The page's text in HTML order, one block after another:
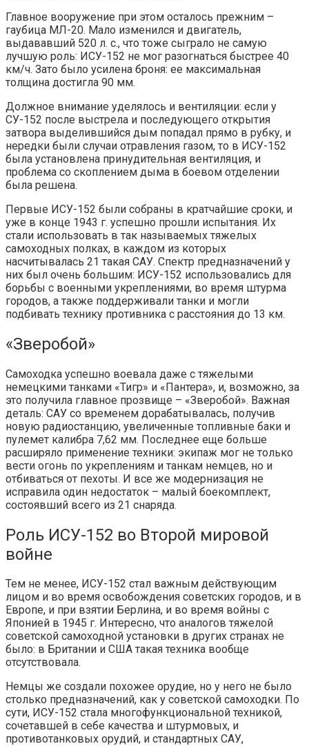
Главное вооружение при этом осталось прежним –
гаубица МЛ-20. Мало изменился и двигатель,
выдававший 520 л. с., что тоже сыграло не самую
лучшую роль: ИСУ-152 не мог разогнаться быстрее 40
км/ч. Зато было усилена броня: ее максимальная
толщина достигла 90 мм.
Должное внимание уделялось и вентиляции: если у
СУ-152 после выстрела и последующего открытия
затвора выделившийся дым попадал прямо в рубку, и
нередки были случаи отравления газом, то в ИСУ-152
была установлена принудительная вентиляция, и
проблема со скоплением дыма в боевом отделении
была решена.
Первые ИСУ-152 были собраны в кратчайшие сроки, и
уже в конце 1943 г. успешно прошли испытания. Их
стали использовать в так называемых тяжелых
самоходных полках, в каждом из которых
насчитывалась 21 такая САУ. Спектр предназначений у
них был очень большим: ИСУ-152 использовались для
борьбы с военными укреплениями, во время штурма
городов, а также поддерживали танки и могли
подбивать технику противника с расстояния до 13 км.
«Зверобой»
Самоходка успешно воевала даже с тяжелыми
немецкими танками «Тигр» и «Пантера», и, возможно, за
это получила главное прозвище – «Зверобой». Важная
деталь: САУ со временем дорабатывалась, получив
новую радиостанцию, увеличенные топливные баки и
пулемет калибра 7,62 мм. Последнее еще больше
расширяло применение техники: экипаж мог не только
вести огонь по укреплениям и танкам немцев, но и
отбиваться от пехоты. И все же модернизация не
исправила один недостаток – малый боекомплект,
состоявший всего из 21 снаряда.
Роль ИСУ-152 во Второй мировой
войне
Тем не менее, ИСУ-152 стал важным действующим
лицом и во время освобождения советских городов, и в
Европе, и при взятии Берлина, и во время войны с
Японией в 1945 г. Интересно, что аналогов тяжелой
советской самоходной установки в других странах не
было: в Британии и США такая техника вообще
отсутствовала.
Немцы же создали похожее орудие, но у него не было
столько предназначений, как у советской самоходки. По
сути, ИСУ-152 стала многофункциональной техникой,
сочетавшей в себе качества и штурмовых, и
противотанковых орудий, и стандартных САУ,